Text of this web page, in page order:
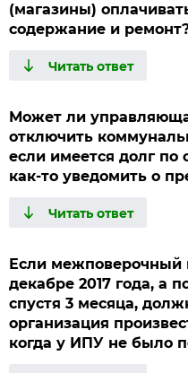
(магазины)
содержание и
Может ли
отключить
если имеется долг
как-то уведомить о
Если межповерочный
декабре 2017 года, а
спустя 3 месяца,
организация
когда у ИПУ не было